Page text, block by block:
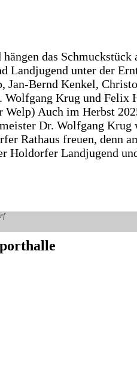
das Schmuckstück
Landjugend unter der
Jan-Bernd Kenkel,
Wolfgang Krug und Felix
Welp) Auch im Herbst
Dr. Wolfgang Krug
Rathaus freuen, denn
Holdorfer Landjugend